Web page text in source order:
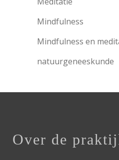
Mindfulness
Mindfulness en
natuurgeneeskunde
Over de